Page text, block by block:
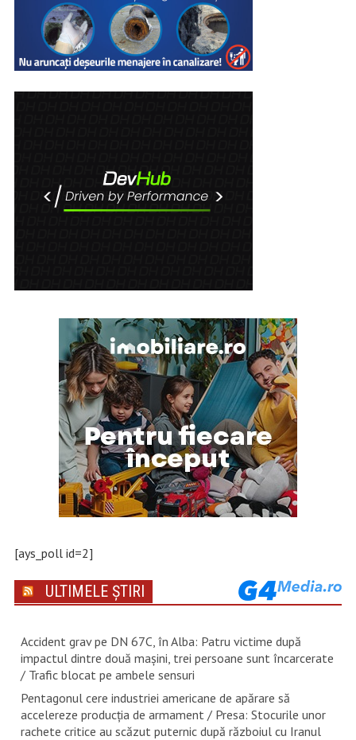
[ays_poll id=2]
ULTIMELE ȘTIRI
Accident grav pe DN 67C, în Alba: Patru victime după
impactul dintre două mașini, trei persoane sunt încarcerate
/ Trafic blocat pe ambele sensuri
Pentagonul cere industriei americane de apărare să
accelereze producția de armament / Presa: Stocurile unor
rachete critice au scăzut puternic după războiul cu Iranul